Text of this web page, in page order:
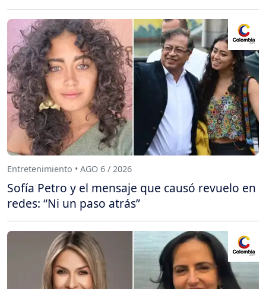
Entretenimiento • AGO 6 / 2026
Sofía Petro y el mensaje que causó revuelo en
redes: “Ni un paso atrás”